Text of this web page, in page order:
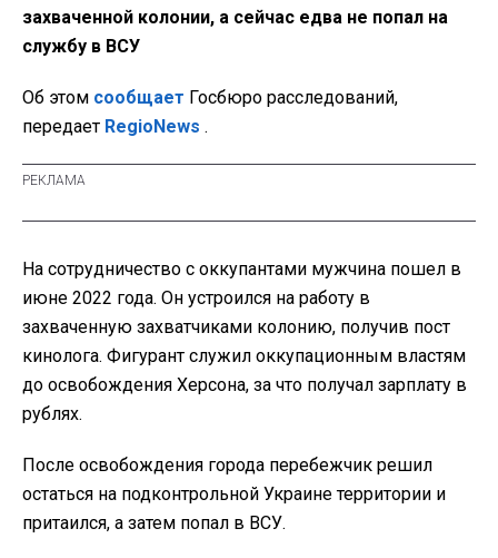
захваченной колонии, а сейчас едва не попал на
службу в ВСУ
Об этом сообщает Госбюро расследований,
передает RegioNews .
На сотрудничество с оккупантами мужчина пошел в
июне 2022 года. Он устроился на работу в
захваченную захватчиками колонию, получив пост
кинолога. Фигурант служил оккупационным властям
до освобождения Херсона, за что получал зарплату в
рублях.
После освобождения города перебежчик решил
остаться на подконтрольной Украине территории и
притаился, а затем попал в ВСУ.